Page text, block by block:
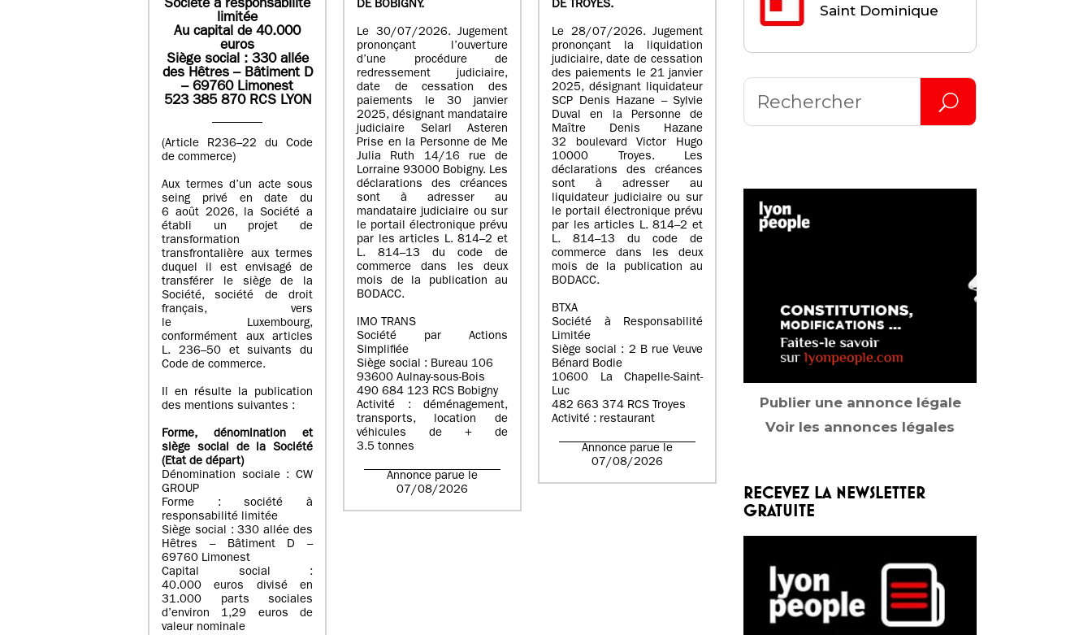
Société à responsabilité
limitée
Au capital de 40.000
euros
Siège social : 330 allée
des Hêtres – Bâtiment D
– 69760 Limonest
523 385 870 RCS LYON
(Article R236–22 du Code
de commerce)
Aux termes d’un acte sous
seing privé en date du
6 août 2026, la Société a
établi un projet de
transformation
transfrontalière aux termes
duquel il est envisagé de
transférer le siège de la
Société, société de droit
français, vers
le Luxembourg,
conformément aux articles
L. 236–50 et suivants du
Code de commerce.
Il en résulte la publication
des mentions suivantes :
Forme, dénomination et
siège social de la Société
(Etatde départ)
Dénomination sociale : CW
GROUP
Forme : société à
responsabilité limitée
Siège social : 330 allée des
Hêtres – Bâtiment D –
69760 Limonest
Capital social :
40.000 euros divisé en
31.000 parts sociales
d’environ 1,29 euros de
valeur nominale
DE BOBIGNY.
Le 30/07/2026. Jugement
prononçant l’ouverture
d’une procédure de
redressement judiciaire,
date de cessation des
paiements le 30 janvier
2025, désignant mandataire
judiciaire Selarl Asteren
Prise en la Personne de Me
Julia Ruth 14/16 rue de
Lorraine 93000 Bobigny. Les
déclarations des créances
sont à adresser au
mandataire judiciaire ou sur
le portail électronique prévu
par les articles L. 814–2 et
L. 814–13 du code de
commerce dans les deux
mois de la publication au
BODACC.
IMO TRANS
Société par Actions
Simplifiée
Siège social : Bureau 106
93600 Aulnay-sous-Bois
490 684 123 RCS Bobigny
Activité : déménagement,
transports, location de
véhicules de + de
3.5 tonnes
Annonce parue le
07/08/2026
DE TROYES.
Le 28/07/2026. Jugement
prononçant la liquidation
judiciaire, date de cessation
des paiements le 21 janvier
2025, désignant liquidateur
SCP Denis Hazane – Sylvie
Duval en la Personne de
Maître Denis Hazane
32 boulevard Victor Hugo
10000 Troyes. Les
déclarations des créances
sont à adresser au
liquidateur judiciaire ou sur
le portail électronique prévu
par les articles L. 814–2 et
L. 814–13 du code de
commerce dans les deux
mois de la publication au
BODACC.
BTXA
Société à Responsabilité
Limitée
Siège social : 2 B rue Veuve
Bénard Bodie
10600 La Chapelle-Saint-
Luc
482 663 374 RCS Troyes
Activité : restaurant
Annonce parue le
07/08/2026
Saint Dominique
Publier une annonce légale
Voir les annonces légales
RECEVEZ LA NEWSLETTER
GRATUITE